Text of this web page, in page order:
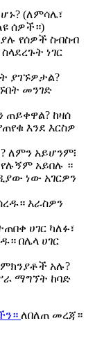
(ለምሳሌ፣
ሰዎች።)
የሰዎች ስብስብ
ነገር
ያገኙዎታል?
መንገድ
ከዛሰ
እንደ እርስዎ
ለምን አይሆንም፧
አይበሉ ።
ነው አገርዎን
እራስዎን
ሀገር ካለፉ፣
በሌላ ሀገር
አሉ?
ማግኘት ከባድ
ለበለጠ መረጃ።